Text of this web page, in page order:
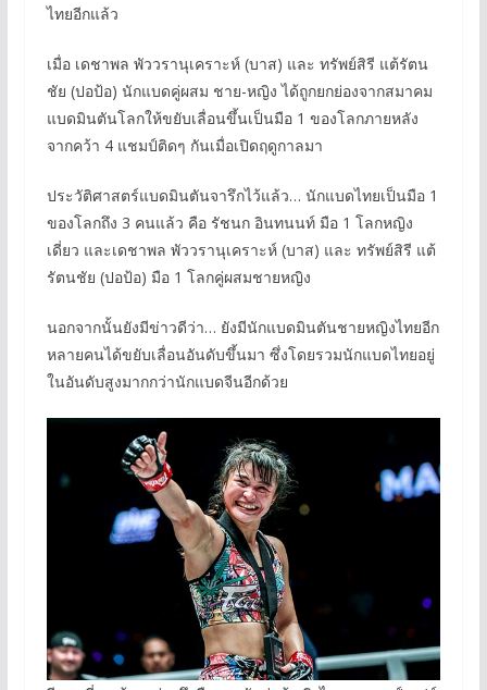
ไทยอีกแล้ว
เมื่อ เดชาพล พัววรานุเคราะห์ (บาส) และ ทรัพย์สิรี แต้รัตน
ชัย (ปอป้อ) นักแบดคู่ผสม ชาย-หญิง ได้ถูกยกย่องจากสมาคม
แบดมินตันโลกให้ขยับเลื่อนขึ้นเป็นมือ 1 ของโลกภายหลัง
จากคว้า 4 แชมป์ติดๆ กันเมื่อเปิดฤดูกาลมา
ประวัติศาสตร์แบดมินตันจารึกไว้แล้ว… นักแบดไทยเป็นมือ 1
ของโลกถึง 3 คนแล้ว คือ รัชนก อินทนนท์ มือ 1 โลกหญิง
เดี่ยว และเดชาพล พัววรานุเคราะห์ (บาส) และ ทรัพย์สิรี แต้
รัตนชัย (ปอป้อ) มือ 1 โลกคู่ผสมชายหญิง
นอกจากนั้นยังมีข่าวดีว่า… ยังมีนักแบดมินตันชายหญิงไทยอีก
หลายคนได้ขยับเลื่อนอันดับขึ้นมา ซึ่งโดยรวมนักแบดไทยอยู่
ในอันดับสูงมากกว่านักแบดจีนอีกด้วย